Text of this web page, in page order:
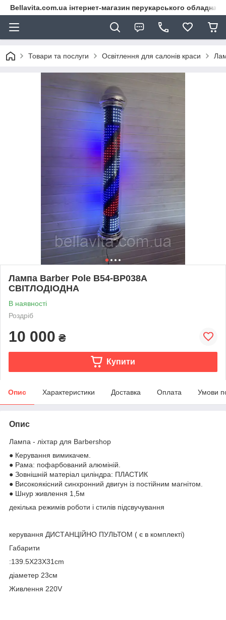
Bellavita.com.ua інтернет-магазин перукарського
Товари та послуги Освітлення для салонів краси
Лампа Barber Pole B54-BP038A
СВІТЛОДІОДНА
В наявності
Роздріб
10 000 ₴
Купити
Опис Характеристики Доставка Оплата Умови
Опис
Лампа - ліхтар для Barbershop
● Керування вимикачем.
● Рама: пофарбований алюміній.
● Зовнішній матеріал циліндра: ПЛАСТИК
● Високоякісний синхронний двигун із постійним магнітом.
● Шнур живлення 1,5м
декілька режимів роботи і стилів підсвучування
керування ДИСТАНЦІЙНО ПУЛЬТОМ ( є в комплекті)
Габарити
:139.5X23X31cm
діаметер 23см
Живлення 220V